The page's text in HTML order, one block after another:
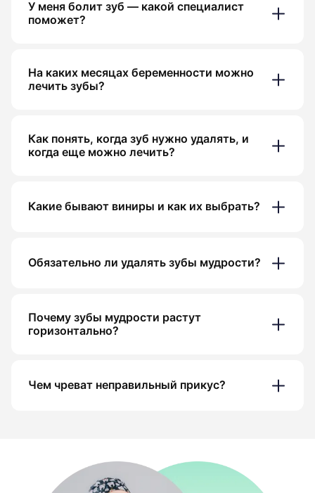
У меня болит зуб — какой специалист
поможет?
На каких месяцах беременности можно
лечить зубы?
Как понять, когда зуб нужно удалять, и
когда еще можно лечить?
Какие бывают виниры и как их выбрать?
Обязательно ли удалять зубы мудрости?
Почему зубы мудрости растут
горизонтально?
Чем чреват неправильный прикус?